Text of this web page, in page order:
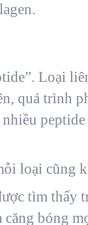
Loại
quá trình
loại cũng
tìm thấy
bóng